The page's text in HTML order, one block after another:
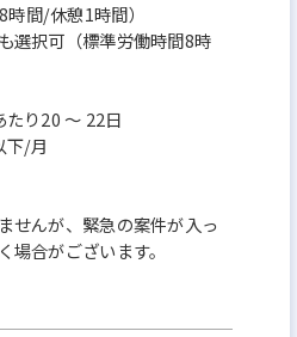
間/休憩1時間）
選択可（標準労働時間8時
り20 〜 22日
下/月
せんが、緊急の案件が入っ
場合がございます。